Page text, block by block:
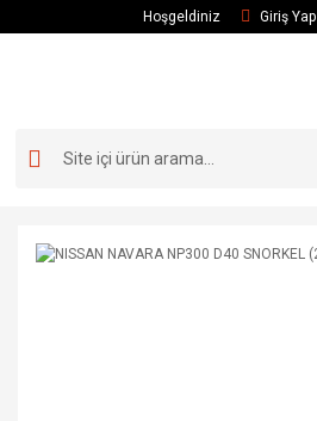
Hoşgeldiniz Giriş Yap